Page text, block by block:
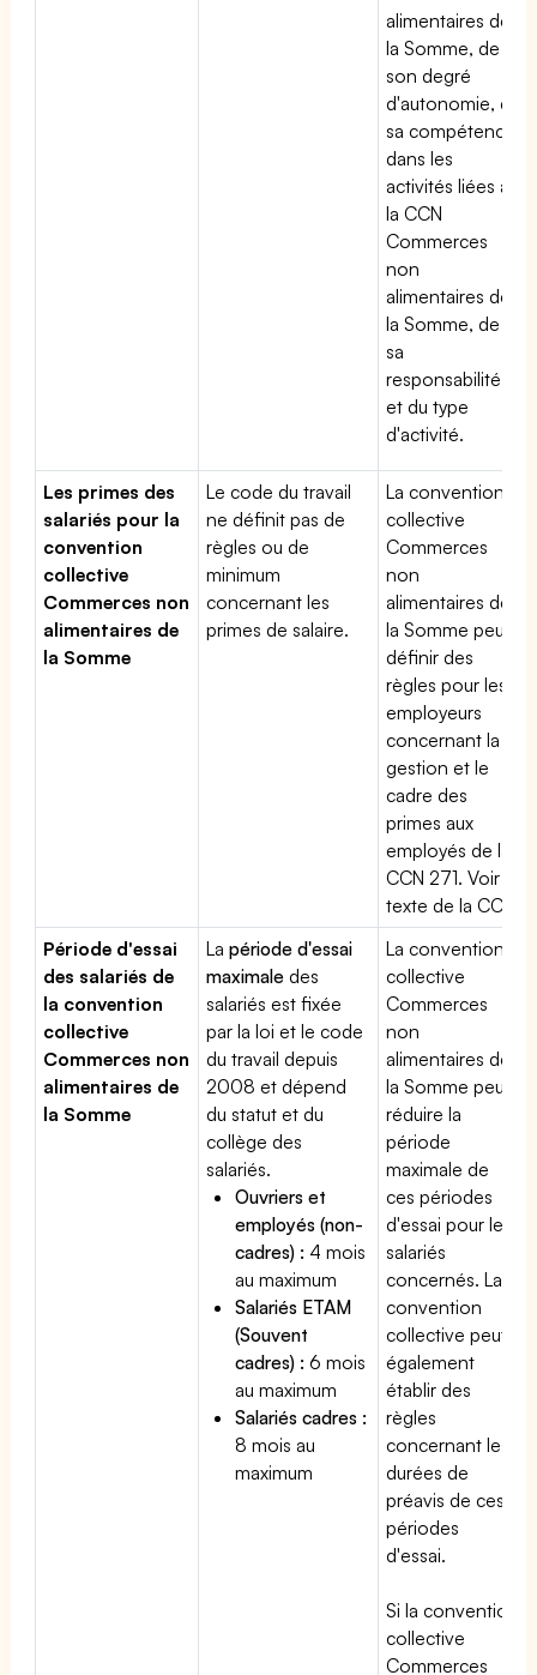
alimentaires de
la Somme, de
son degré
d'autonomie, de
sa compétence
dans les
activités liées à
la CCN
Commerces
non
alimentaires de
la Somme, de
sa
responsabilité
et du type
d'activité.
Les primes des
salariés pour la
convention
collective
Commerces non
alimentaires de
la Somme
Le code du travail
ne définit pas de
règles ou de
minimum
concernant les
primes de salaire.
La convention
collective
Commerces
non
alimentaires de
la Somme peut
définir des
règles pour les
employeurs
concernant la
gestion et le
cadre des
primes aux
employés de la
CCN 271. Voir le
texte de la CCN.
Période d'essai
des salariés de
la convention
collective
Commerces non
alimentaires de
la Somme
Lapériode d'essai
maximale des
salariés est fixée
par la loi et le code
du travail depuis
2008 et dépend
du statut et du
collège des
salariés.
Ouvriers et
employés (non-
cadres) : 4 mois
au maximum
Salariés ETAM
(Souvent
cadres) : 6 mois
au maximum
Salariés cadres :
8 mois au
maximum
La convention
collective
Commerces
non
alimentaires de
la Somme peut
réduire la
période
maximale de
ces périodes
d'essai pour les
salariés
concernés. La
convention
collective peut
également
établir des
règles
concernant les
durées de
préavis de ces
périodes
d'essai.
Si la convention
collective
Commerces